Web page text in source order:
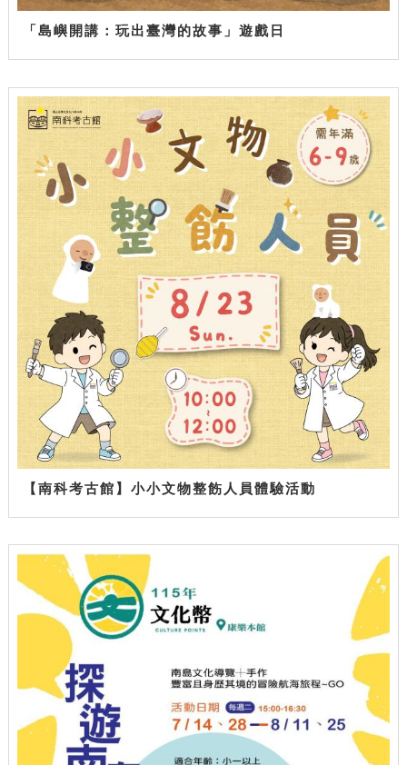
「島嶼開講：玩出臺灣的故事」遊戲日
【南科考古館】小小文物整飭人員體驗活動